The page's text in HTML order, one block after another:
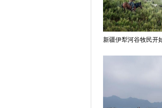
新疆伊犁河谷牧民开